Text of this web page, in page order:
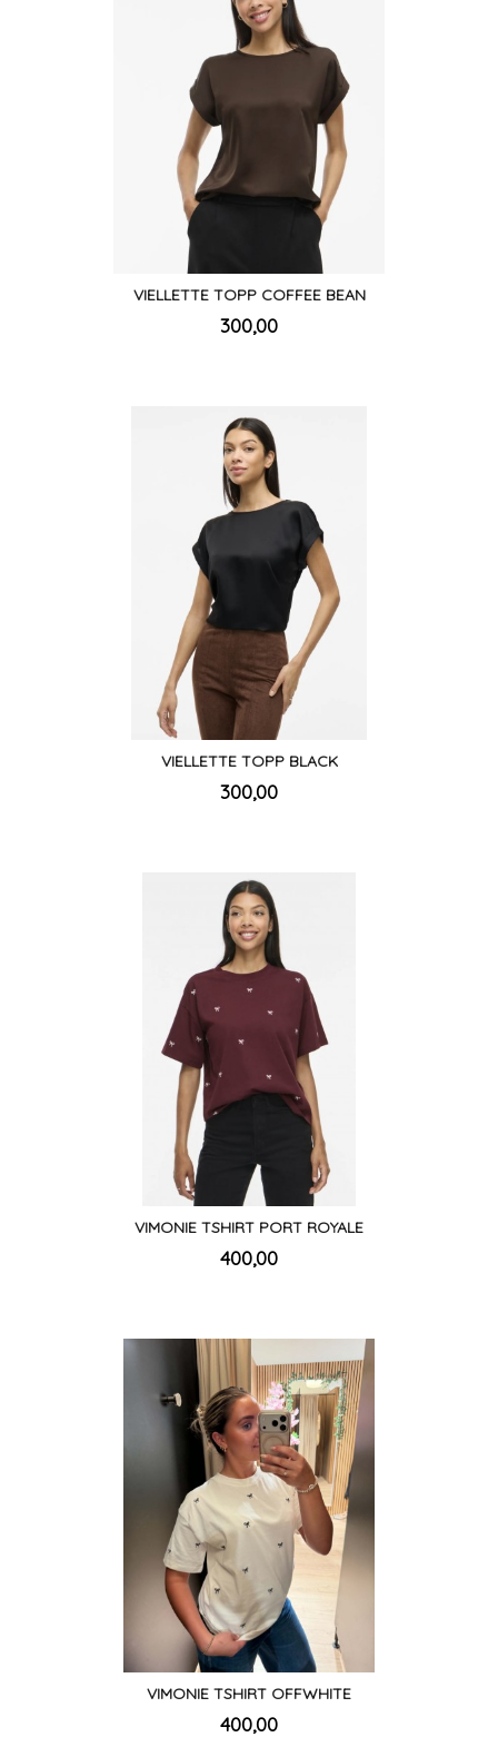
VIELLETTE TOPP COFFEE BEAN
Pris
300,00mva.
VIELLETTE TOPP BLACK
Pris
300,00mva.
VIMONIE TSHIRT PORT ROYALE
Pris
400,00mva.
VIMONIE TSHIRT OFFWHITE
Pris
400,00